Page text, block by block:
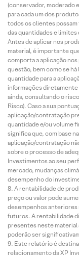
(conservador, moderado
para cada um dos
todos os clientes
das quantidades e limites
Antes de aplicar nos
material, é importante
comporta a aplicação
questão, bem como se
quantidade para a
informações diretamente
ainda, consultando o
Risco). Caso a sua
aplicação/contratação
quantidade e/ou volume
significa que, com base
aplicação/contratação
sobre o processo de
Investimentos ao seu
mercado, mudanças
desempenho do
A rentabilidade de
preço ou valor pode
desempenhos anteriores
futuros. A rentabilidade
presentes neste material
poderão ser
Este relatório é
relacionamento da XP